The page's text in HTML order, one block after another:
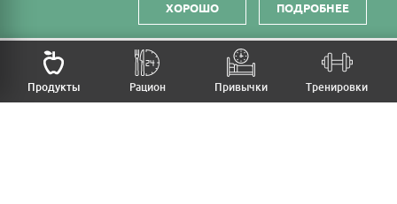
Продукты Рацион Привычки Тренировки
ХОРОШО ПОДРОБНЕЕ